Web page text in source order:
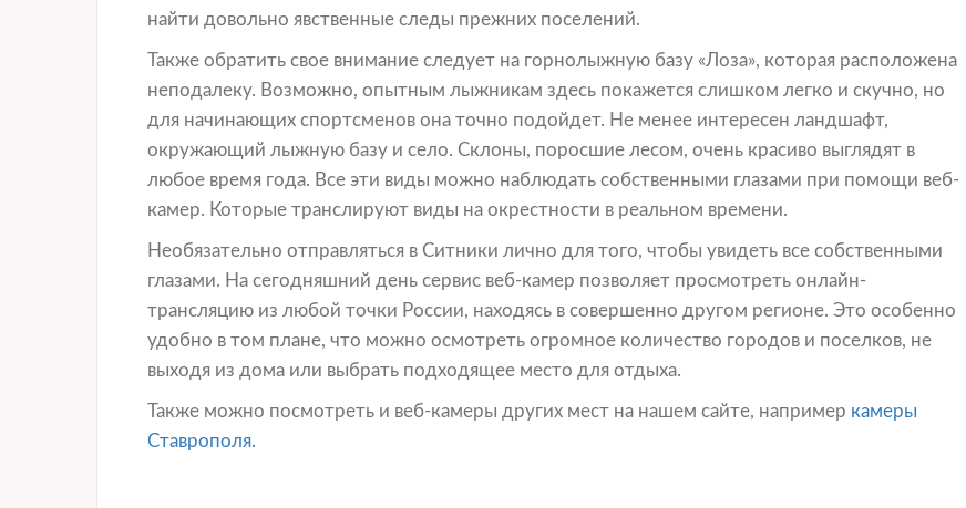
найти довольно явственные следы прежних поселений.
Также обратить свое внимание следует на горнолыжную базу «Лоза», которая расположена
неподалеку. Возможно, опытным лыжникам здесь покажется слишком легко и скучно, но
для начинающих спортсменов она точно подойдет. Не менее интересен ландшафт,
окружающий лыжную базу и село. Склоны, поросшие лесом, очень красиво выглядят в
любое время года. Все эти виды можно наблюдать собственными глазами при помощи веб-
камер. Которые транслируют виды на окрестности в реальном времени.
Необязательно отправляться в Ситники лично для того, чтобы увидеть все собственными
глазами. На сегодняшний день сервис веб-камер позволяет просмотреть онлайн-
трансляцию из любой точки России, находясь в совершенно другом регионе. Это особенно
удобно в том плане, что можно осмотреть огромное количество городов и поселков, не
выходя из дома или выбрать подходящее место для отдыха.
Также можно посмотреть и веб-камеры других мест на нашем сайте, например камеры
Ставрополя.